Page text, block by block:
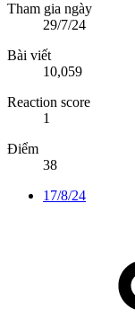
Tham gia ngày
29/7/24
Bài viết
10,059
Reaction score
1
Điểm
38
17/8/24